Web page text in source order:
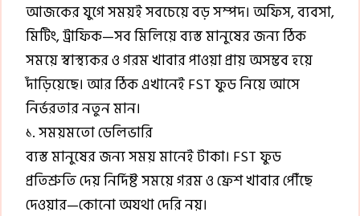
আজকের যুগে সময়ই সবচেয়ে বড় সম্পদ। অফিস, ব্যবসা,
মিটিং, ট্রাফিক—সব মিলিয়ে ব্যস্ত মানুষের জন্য ঠিক
সময়ে স্বাস্থ্যকর ও গরম খাবার পাওয়া প্রায় অসম্ভব হয়ে
দাঁড়িয়েছে। আর ঠিক এখানেই FST ফুড নিয়ে আসে
নির্ভরতার নতুন মান।
১. সময়মতো ডেলিভারি
ব্যস্ত মানুষের জন্য সময় মানেই টাকা। FST ফুড
প্রতিশ্রুতি দেয় নির্দিষ্ট সময়ে গরম ও ফ্রেশ খাবার পৌঁছে
দেওয়ার—কোনো অযথা দেরি নয়।